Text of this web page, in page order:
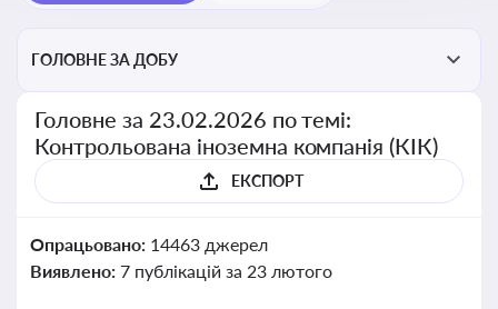
ГОЛОВНЕ ЗА ДОБУ
Головне за 23.02.2026 по темі:
Контрольована іноземна компанія (КІК)
ЕКСПОРТ
Опрацьовано: 14463 джерел
Виявлено: 7 публікацій за 23 лютого